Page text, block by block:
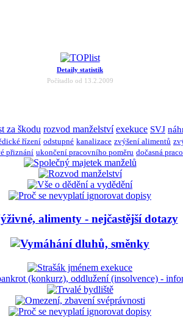
Detaily statistik
Počítadlo od 13.2.2009
za škodu rozvod manželství exekuce SVJ
řízení odstupné kanalizace zvýšení alimentů
přiznání ukončení pracovního poměru dočasná